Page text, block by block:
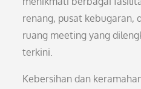
renang, pusat kebugaran,
ruang meeting yang
terkini.
Kebersihan dan